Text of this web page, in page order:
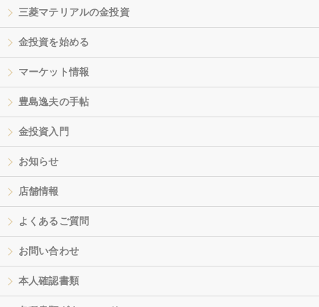
三菱マテリアルの金投資
金投資を始める
マーケット情報
豊島逸夫の手帖
金投資入門
お知らせ
店舗情報
よくあるご質問
お問い合わせ
本人確認書類